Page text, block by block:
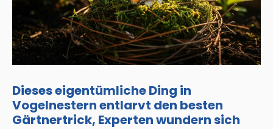
Dieses eigentümliche Ding in
Vogelnestern entlarvt den besten
Gärtnertrick, Experten wundern sich